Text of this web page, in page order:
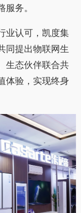
务。
业认可，凯度集
同提出物联网生
生态伙伴联合共
体验，实现终身